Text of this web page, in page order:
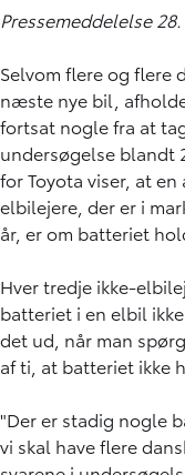
Pressemeddelelse
Selvom flere og flere
næste nye bil,
fortsat nogle fra at
undersøgelse blandt
for Toyota viser, at
elbilejere, der er i
år, er om batteriet
Hver tredje ikke-
batteriet i en elbil
det ud, når man
af ti, at batteriet ikke
"Der er stadig nogle
vi skal have flere